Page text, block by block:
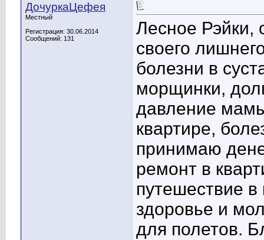
ДочуркаЦефея
Местный
Регистрация: 30.06.2014
Сообщений: 131
Лесное Рэйки,
своего
болезни в
морщинки,
давление
квартире,
принимаю
ремонт в
путешествие
здоровье и
для полетов.